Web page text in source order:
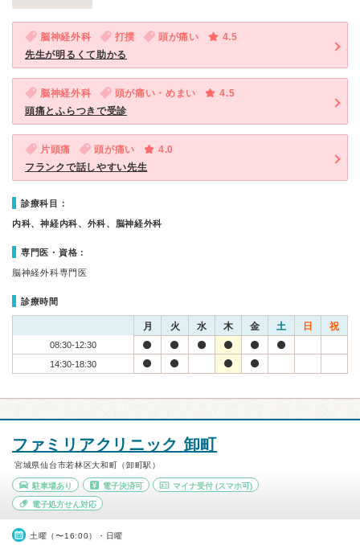
脳神経外科 打撲 頭が痛い
4.5
先生が明るくて助かる
脳神経外科 頭が痛い・めまい
4.5
頭痛とふらつきで受診
片頭痛 頭が痛い
4.0
フランクで話しやすい先生
診療科目：
内科、神経内科、外科、脳神経外科
専門医・資格：
脳神経外科専門医
診療時間
月 火 水 木 金 土 日 祝
08:30-12:30
14:30-18:30
ファミリアクリニック 卸町
宮城県仙台市若林区大和町（卸町駅）
駐車場あり 電子決済可 マイナ受付 (スマホ可)
電子処方せん対応
土曜（〜16:00）・日曜